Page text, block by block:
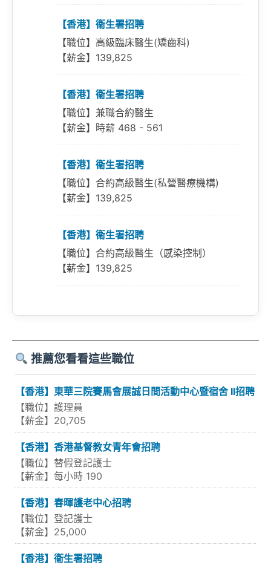
【香港】衞生署招聘
【職位】高級臨床醫生(矯齒科)
【薪金】139,825
【香港】衞生署招聘
【職位】兼職合約醫生
【薪金】時薪 468 - 561
【香港】衞生署招聘
【職位】合約高級醫生(私營醫療機構)
【薪金】139,825
【香港】衞生署招聘
【職位】合約高級醫生（感染控制）
【薪金】139,825
推薦您看看這些職位
【香港】東華三院賽馬會展誠日間活動中心暨宿舍 II招聘
【職位】護理員
【薪金】20,705
【香港】香港基督教女青年會招聘
【職位】替假登記護士
【薪金】每小時 190
【香港】春暉護老中心招聘
【職位】登記護士
【薪金】25,000
【香港】衞生署招聘